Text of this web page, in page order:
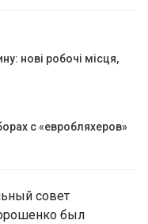
нові робочі місця,
с «евробляхеров»
совет
был